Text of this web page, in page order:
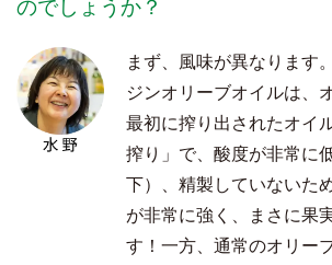
のでしょうか？
まず、風味が異なります
ジンオリーブオイルは、
最初に搾り出されたオイ
搾り」で、酸度が非常に
下）、精製していないた
が非常に強く、まさに果
す！一方、通常のオリー